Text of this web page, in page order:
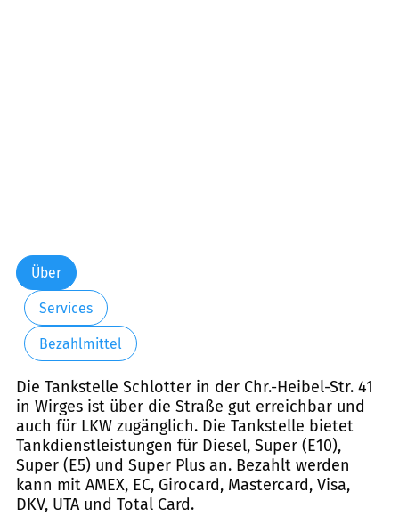
Über
Services
Bezahlmittel
Die Tankstelle Schlotter in der Chr.-Heibel-Str. 41
in Wirges ist über die Straße gut erreichbar und
auch für LKW zugänglich. Die Tankstelle bietet
Tankdienstleistungen für Diesel, Super (E10),
Super (E5) und Super Plus an. Bezahlt werden
kann mit AMEX, EC, Girocard, Mastercard, Visa,
DKV, UTA und Total Card.